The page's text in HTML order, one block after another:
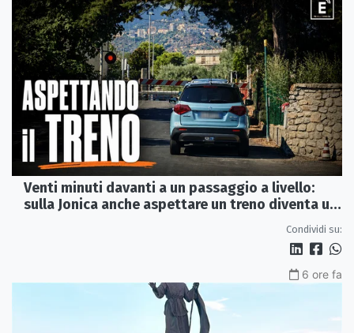
Venti minuti davanti a un passaggio a livello:
sulla Jonica anche aspettare un treno diventa un
Condividi su:
6 ore fa